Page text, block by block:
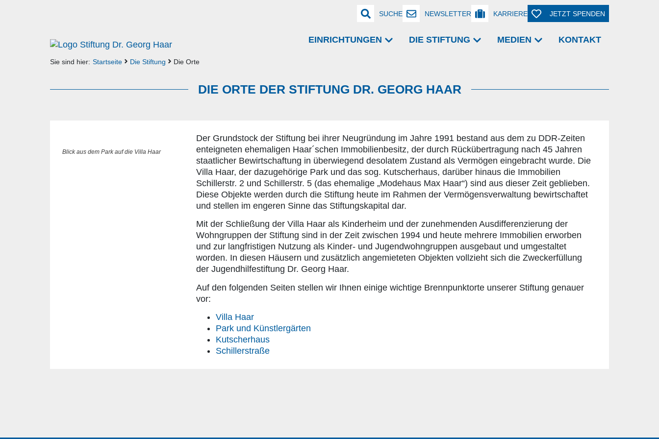
SUCHE NEWSLETTER KARRIERE JETZT SPENDEN
EINRICHTUNGEN DIE STIFTUNG MEDIEN KONTAKT
Sie sind hier: Startseite Die Stiftung Die Orte
DIE ORTE DER STIFTUNG DR. GEORG HAAR
Blick aus dem Park auf die Villa Haar
Der Grundstock der Stiftung bei ihrer Neugründung im Jahre 1991 bestand aus dem zu DDR-Zeiten
enteigneten ehemaligen Haar´schen Immobilienbesitz, der durch Rückübertragung nach 45 Jahren
staatlicher Bewirtschaftung in überwiegend desolatem Zustand als Vermögen eingebracht wurde. Die
Villa Haar, der dazugehörige Park und das sog. Kutscherhaus, darüber hinaus die Immobilien
Schillerstr. 2 und Schillerstr. 5 (das ehemalige „Modehaus Max Haar“) sind aus dieser Zeit geblieben.
Diese Objekte werden durch die Stiftung heute im Rahmen der Vermögensverwaltung bewirtschaftet
und stellen im engeren Sinne das Stiftungskapital dar.
Mit der Schließung der Villa Haar als Kinderheim und der zunehmenden Ausdifferenzierung der
Wohngruppen der Stiftung sind in der Zeit zwischen 1994 und heute mehrere Immobilien erworben
und zur langfristigen Nutzung als Kinder- und Jugendwohngruppen ausgebaut und umgestaltet
worden. In diesen Häusern und zusätzlich angemieteten Objekten vollzieht sich die Zweckerfüllung
der Jugendhilfestiftung Dr. Georg Haar.
Auf den folgenden Seiten stellen wir Ihnen einige wichtige Brennpunktorte unserer Stiftung genauer
vor:
Villa Haar
Park und Künstlergärten
Kutscherhaus
Schillerstraße